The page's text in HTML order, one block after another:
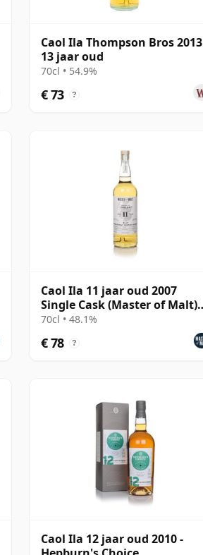
Caol Ila Thompson Bros 2013
13 jaar oud
70cl • 54.9%
€ 73 ?
Caol Ila 11 jaar oud 2007
Single Cask (Master of Malt)
(48.1%)
70cl • 48.1%
€ 78 ?
Caol Ila 12 jaar oud 2010 -